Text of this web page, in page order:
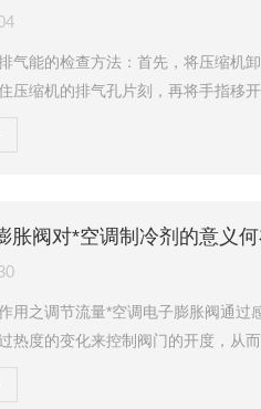
水/冷凝水冷却水降低制冷剂的温度
气能的检查方法：首先，将压缩机
压缩机的排气孔片刻，再将手指移
可以听到“呲呲的排气声，而且排气
不良。二、判断压缩机电动机绕组短
测量压缩机电动机绕组C-R或C-S两
胀阀对*空调制冷剂的意义何
用之调节流量*空调电子膨胀阀通过
热度的变化来控制阀门的开度，从
增加时，*空调电子膨胀阀的开度也